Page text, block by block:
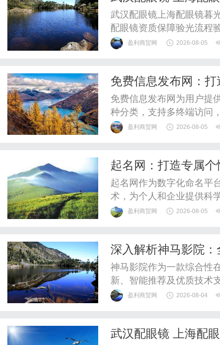
武汉配眼镜上海配眼镜暮
配眼镜资质保障验光流程
惠，兼顾高专业度与高性
盈利商贸网 2026-08-05
免费信息发布网：
免费信息发布网为用户提
种分类，支持多终端访问
盈利商贸网 2026-08-05
起名网：打造专属
起名网作为数字化命名平
术，为个人和企业提供科
祥名字。
盈利商贸网 2026-08-05
深入解析神马影院
神马影院作为一款综合性
新、智能推荐及优质技术
验。盈利商贸网 2026-08-04
武汉配眼镜 上海配